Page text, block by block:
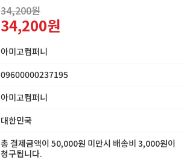
34,200원
34,200원
아미고컴퍼니
09600000237195
아미고컴퍼니
대한민국
총 결제금액이 50,000원 미만시 배송비 3,000원이
청구됩니다.